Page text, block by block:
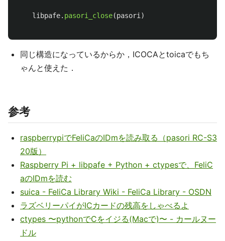
libpafe. pasori_close(pasori )
同じ構造になっているからか，ICOCAとtoicaでもち
ゃんと使えた．
参考
raspberrypiでFeliCaのIDmを読み取る（pasori RC-S3
20版）
Raspberry Pi + libpafe + Python + ctypesで、FeliC
aのIDmを読む
suica - FeliCa Library Wiki - FeliCa Library - OSDN
ラズベリーパイがICカードの残高をしゃべるよ
ctypes 〜pythonでCをイジる(Macで)〜 - カールヌー
ドル